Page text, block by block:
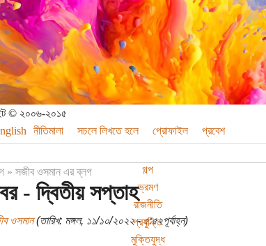
© ২০০৬-২০১৫
নীতিমালা সচলে লিখতে হলে প্রোফাইল প্রবেশ
গল্প
ভ্রমণ
রাজনীতি
প্রযুক্তি
মুক্তিযুদ্ধ
» সজীব ওসমান এর ব্লগ
- দ্বিতীয় সপ্তাহ
ওসমান(তারিখ: মঙ্গল, ১১/১০/২০২২ - ৫:৫২পূর্বাহ্ন)